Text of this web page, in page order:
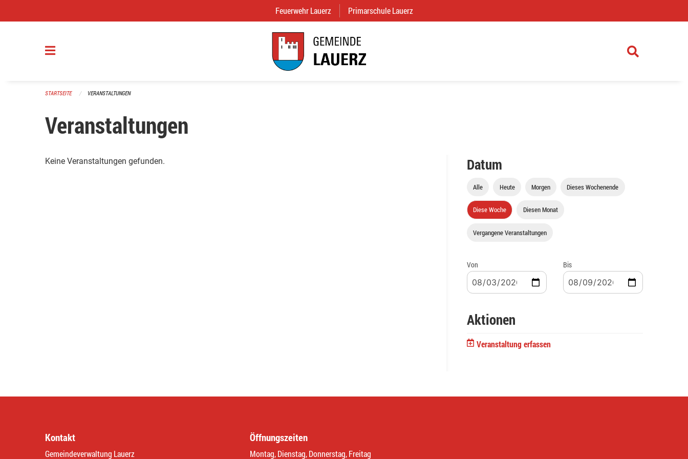
Feuerwehr Lauerz (External Link)
Primarschule Lauerz
STARTSEITE VERANSTALTUNGEN
Veranstaltungen
Keine Veranstaltungen gefunden. Datum
Alle Heute Morgen Dieses Wochenende
Diese Woche Diesen Monat
Vergangene Veranstaltungen
Von Bis
Aktionen
Veranstaltung erfassen
Kontakt
Gemeindeverwaltung Lauerz
Öffnungszeiten
Montag, Dienstag, Donnerstag, Freitag